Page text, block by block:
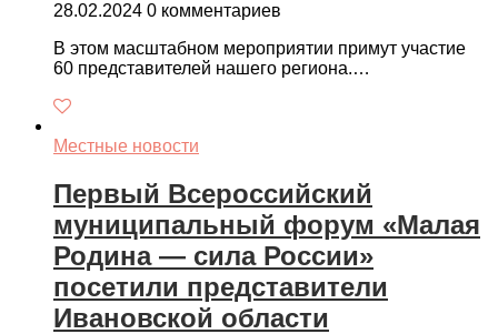
28.02.2024 0 комментариев
В этом масштабном мероприятии примут участие
60 представителей нашего региона.…
Местные новости
Первый Всероссийский
муниципальный форум «Малая
Родина — сила России»
посетили представители
Ивановской области